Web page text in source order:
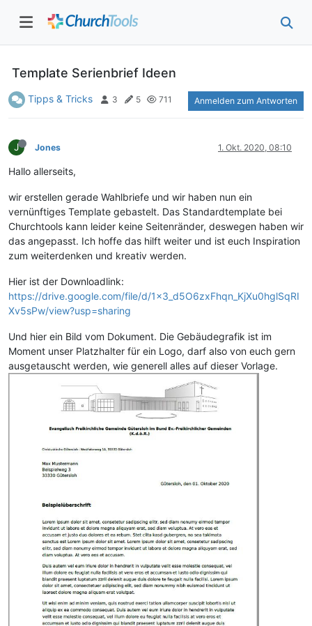
Template Serienbrief Ideen
Tipps & Tricks 3 5 711 Anmelden zum Antworten
J Jones 1. Okt. 2020, 08:10
Hallo allerseits,
wir erstellen gerade Wahlbriefe und wir haben nun ein
vernünftiges Template gebastelt. Das Standardtemplate bei
Churchtools kann leider keine Seitenränder, deswegen haben wir
das angepasst. Ich hoffe das hilft weiter und ist euch Inspiration
zum weiterdenken und kreativ werden.
Hier ist der Downloadlink:
https://drive.google.com/file/d/1x3_d5O6zxFhqn_KjXu0hglSqRI
Xv5sPw/view?usp=sharing
Und hier ein Bild vom Dokument. Die Gebäudegrafik ist im
Moment unser Platzhalter für ein Logo, darf also von euch gern
ausgetauscht werden, wie generell alles auf dieser Vorlage.